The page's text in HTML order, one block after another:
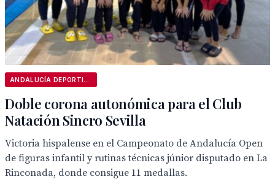
Doble corona autonómica para el Club
Natación Sincro Sevilla
Victoria hispalense en el Campeonato de Andalucía Open
de figuras infantil y rutinas técnicas júnior disputado en La
Rinconada, donde consigue 11 medallas.